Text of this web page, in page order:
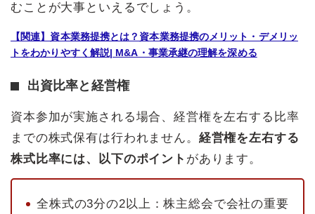
むことが大事といえるでしょう。
【関連】資本業務提携とは？資本業務提携のメリット・デメリッ
トをわかりやすく解説| M&A・事業承継の理解を深める
出資比率と経営権
資本参加が実施される場合、経営権を左右する比率
までの株式保有は行われません。 経営権を左右する
株式比率には、以下のポイント があります。
全株式の3分の2以上：株主総会で会社の重要